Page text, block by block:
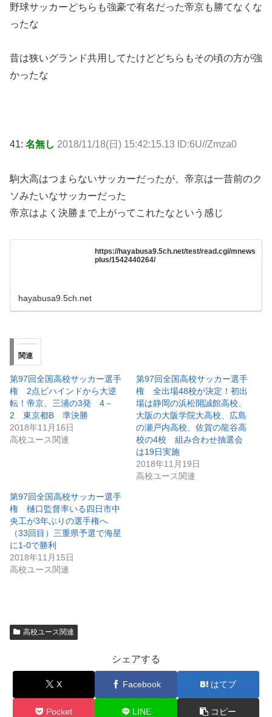
野球サッカーどちらも強豪で有名だった帝京も勝てなくな
ったな
昔は狭いグランド共用してたけどどちらもその頃の方が強
かったな
41: 名無し 2018/11/18(日) 15:42:15.13 ID:6U//Zmza0
駒大高はつまらないサッカーだったが、帝京は一昔前のク
ソみたいなサッカーだった
帝京はよく決勝まで上がってこれたなという感じ
https://hayabusa9.5ch.net/test/read.cgi/mnews
plus/1542440264/
hayabusa9.5ch.net
関連
第97回全国高校サッカー選手
権 2点ビハインドから大逆
転！帝京、三浦の3発 4－
2 東京都B 準決勝
2018年11月16日
高校ユース関連
第97回全国高校サッカー選手
権 全出場48校が決定！初出
場は静岡の浜松開誠館高校、
大阪の大阪学院大高校、広島
の瀬戸内高校、佐賀の龍谷高
校の4校 組み合わせ抽選会
は19日実施
2018年11月19日
高校ユース関連
第97回全国高校サッカー選手
権 樋口監督率いる四日市中
央工が3年ぶりの選手権へ
（33回目）三重県予選で海星
に1-0で勝利
2018年11月15日
高校ユース関連
高校ユース関連
シェアする
X Facebook はてブ
Pocket LINE コピー